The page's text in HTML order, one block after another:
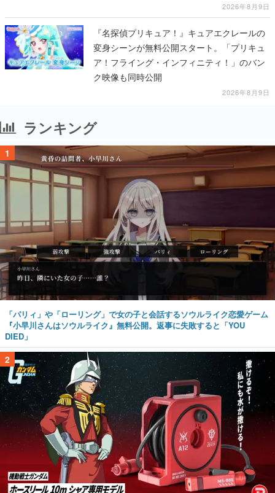
2026年8月9日
『名探偵プリキュア！』キュアエクレールの
変身シーンが無料公開スタート。「プリキュ
ア！フライング・インフィニティ！」のバン
ク映像も同時公開
2026年8月9日
ランキング
1
「パリィ」や「ローリング」で女の子と会話するソウルライク恋愛ゲーム
『小早川さんはソウルライク』無料公開。返事に失敗すると「YOU
DIED」
2